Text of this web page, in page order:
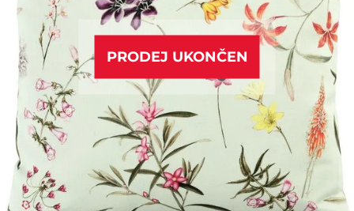
PRODEJ UKONČEN